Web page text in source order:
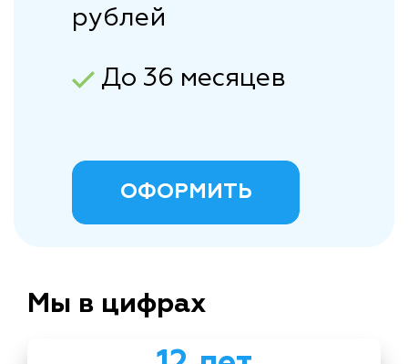
рублей
До 36 месяцев
ОФОРМИТЬ
Мы в цифрах